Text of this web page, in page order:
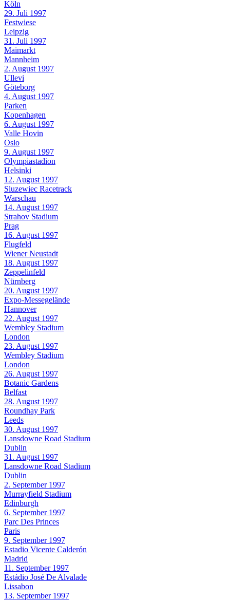
Köln
29. Juli 1997
Festwiese
Leipzig
31. Juli 1997
Maimarkt
Mannheim
2. August 1997
Ullevi
Göteborg
4. August 1997
Parken
Kopenhagen
6. August 1997
Valle Hovin
Oslo
9. August 1997
Olympiastadion
Helsinki
12. August 1997
Sluzewiec Racetrack
Warschau
14. August 1997
Strahov Stadium
Prag
16. August 1997
Flugfeld
Wiener Neustadt
18. August 1997
Zeppelinfeld
Nürnberg
20. August 1997
Expo-Messegelände
Hannover
22. August 1997
Wembley Stadium
London
23. August 1997
Wembley Stadium
London
26. August 1997
Botanic Gardens
Belfast
28. August 1997
Roundhay Park
Leeds
30. August 1997
Lansdowne Road Stadium
Dublin
31. August 1997
Lansdowne Road Stadium
Dublin
2. September 1997
Murrayfield Stadium
Edinburgh
6. September 1997
Parc Des Princes
Paris
9. September 1997
Estadio Vicente Calderón
Madrid
11. September 1997
Estádio José De Alvalade
Lissabon
13. September 1997